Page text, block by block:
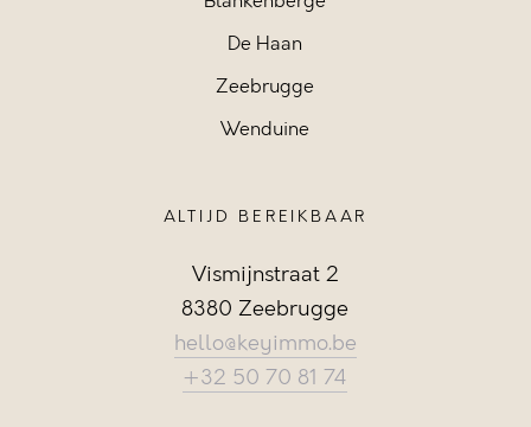
De Haan
Zeebrugge
Wenduine
ALTIJD BEREIKBAAR
Vismijnstraat 2
8380 Zeebrugge
hello@keyimmo.be
+32 50 70 81 74